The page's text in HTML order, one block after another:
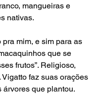
mangueiras e
nativas.
pra mim, e sim para as
que se
frutos”. Religioso,
Vigatto faz suas orações
árvores que plantou.